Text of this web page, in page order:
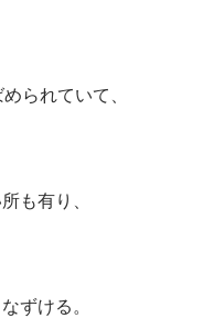
られていて、
も有り、
ずける。